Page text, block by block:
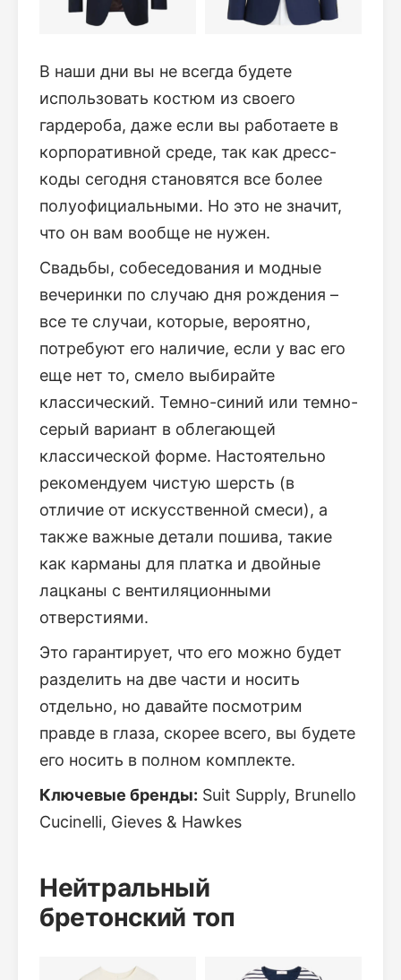
В наши дни вы не всегда будете
использовать костюм из своего
гардероба, даже если вы работаете в
корпоративной среде, так как дресс-
коды сегодня становятся все более
полуофициальными. Но это не значит,
что он вам вообще не нужен.
Свадьбы, собеседования и модные
вечеринки по случаю дня рождения –
все те случаи, которые, вероятно,
потребуют его наличие, если у вас его
еще нет то, смело выбирайте
классический. Темно-синий или темно-
серый вариант в облегающей
классической форме. Настоятельно
рекомендуем чистую шерсть (в
отличие от искусственной смеси), а
также важные детали пошива, такие
как карманы для платка и двойные
лацканы с вентиляционными
отверстиями.
Это гарантирует, что его можно будет
разделить на две части и носить
отдельно, но давайте посмотрим
правде в глаза, скорее всего, вы будете
его носить в полном комплекте.
Ключевые бренды: Suit Supply, Brunello
Cucinelli, Gieves & Hawkes
Нейтральный
бретонский топ